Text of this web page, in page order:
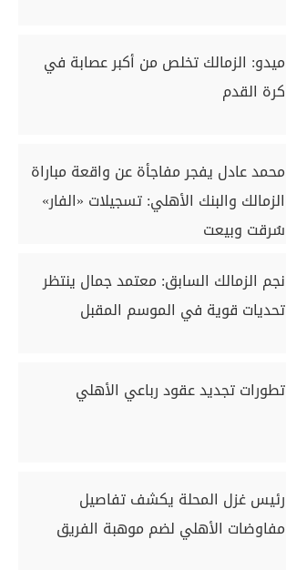
ميدو: الزمالك تخلص من أكبر عصابة في
كرة القدم
محمد عادل يفجر مفاجأة عن واقعة مباراة
الزمالك والبنك الأهلي: تسجيلات «الفار»
سُرقت وبيعت
نجم الزمالك السابق: معتمد جمال ينتظر
تحديات قوية في الموسم المقبل
تطورات تجديد عقود رباعي الأهلي
رئيس غزل المحلة يكشف تفاصيل
مفاوضات الأهلي لضم موهبة الفريق